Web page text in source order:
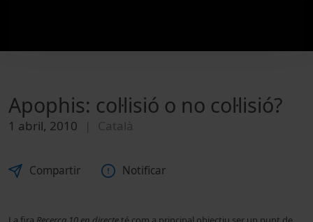
Apophis: col·lisió o no col·lisió?
1 abril, 2010 Català
Compartir Notificar